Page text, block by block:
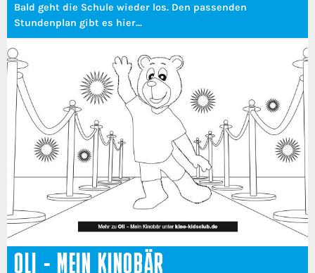
Bald geht die Schule wieder los. Den passenden
Stundenplan gibt es hier...
OLI - MEIN KINOBÄR